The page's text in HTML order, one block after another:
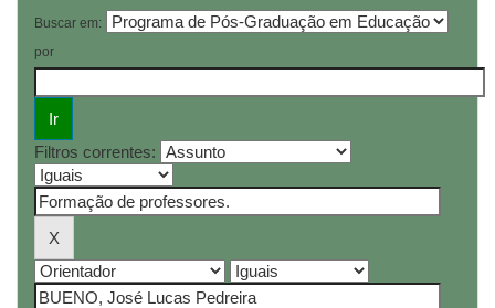
Buscar em:
por
Filtros correntes: